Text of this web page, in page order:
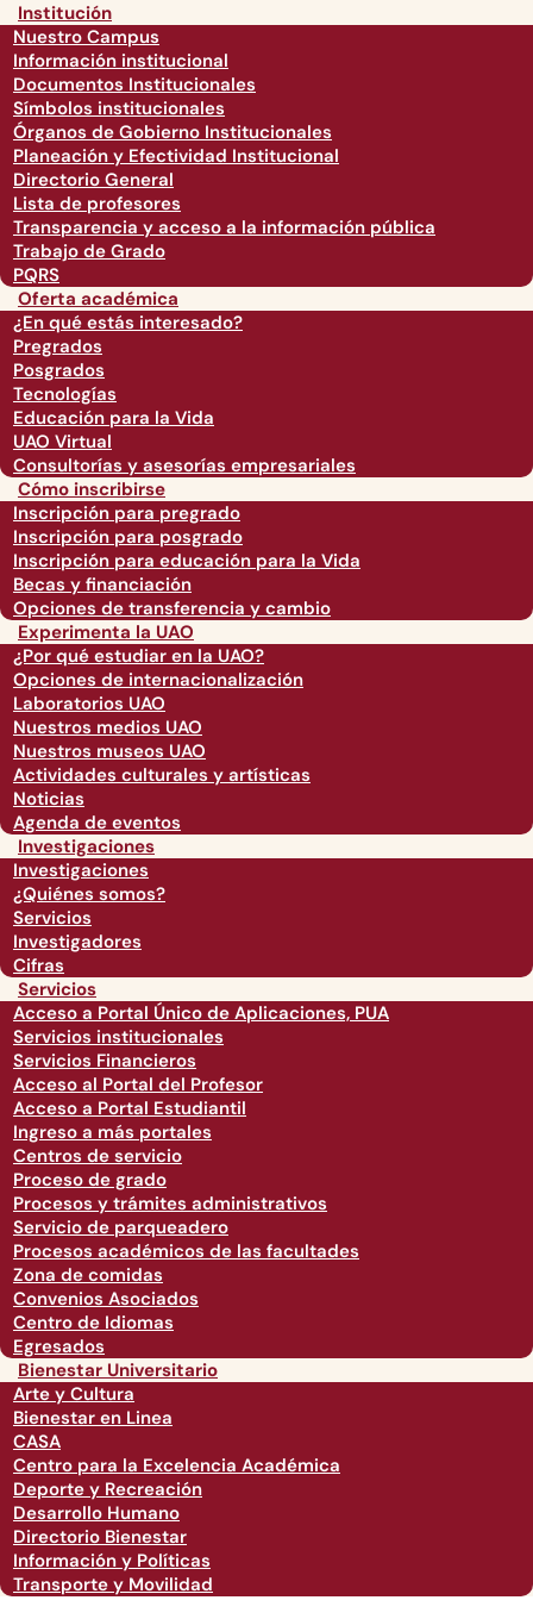
Institución
Nuestro Campus
Información institucional
Documentos Institucionales
Símbolos institucionales
Órganos de Gobierno Institucionales
Planeación y Efectividad Institucional
Directorio General
Lista de profesores
Transparencia y acceso a la información pública
Trabajo de Grado
PQRS
Oferta académica
¿En qué estás interesado?
Pregrados
Posgrados
Tecnologías
Educación para la Vida
UAO Virtual
Consultorías y asesorías empresariales
Cómo inscribirse
Inscripción para pregrado
Inscripción para posgrado
Inscripción para educación para la Vida
Becas y financiación
Opciones de transferencia y cambio
Experimenta la UAO
¿Por qué estudiar en la UAO?
Opciones de internacionalización
Laboratorios UAO
Nuestros medios UAO
Nuestros museos UAO
Actividades culturales y artísticas
Noticias
Agenda de eventos
Investigaciones
Investigaciones
¿Quiénes somos?
Servicios
Investigadores
Cifras
Servicios
Acceso a Portal Único de Aplicaciones, PUA
Servicios institucionales
Servicios Financieros
Acceso al Portal del Profesor
Acceso a Portal Estudiantil
Ingreso a más portales
Centros de servicio
Proceso de grado
Procesos y trámites administrativos
Servicio de parqueadero
Procesos académicos de las facultades
Zona de comidas
Convenios Asociados
Centro de Idiomas
Egresados
Bienestar Universitario
Arte y Cultura
Bienestar en Linea
CASA
Centro para la Excelencia Académica
Deporte y Recreación
Desarrollo Humano
Directorio Bienestar
Información y Políticas
Transporte y Movilidad